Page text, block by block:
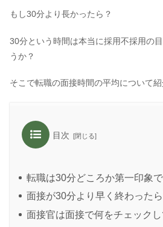
もし30分より長かったら？
30分という時間は本当に採用不採用の
うか？
そこで転職の面接時間の平均について紹
目次
転職は30分どころか第一印象
面接が30分より早く終わった
面接官は面接で何をチェックし